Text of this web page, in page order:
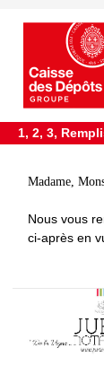
1, 2, 3,
Madame,
Nous vous
ci-après en